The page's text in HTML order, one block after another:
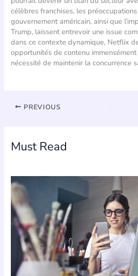
célèbres franchises, les
gouvernement américain, ainsi que
Trump, laissent entrevoir une issue
dans ce contexte dynamique, Netflix
opportunités de contenu
nécessité de maintenir la concurrence
PREVIOUS
Must Read